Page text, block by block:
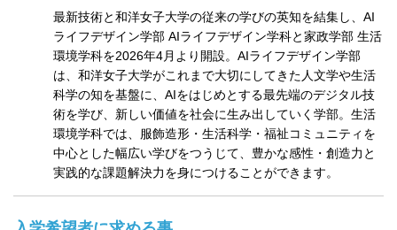
最新技術と和洋女子大学の従来の学びの英知を結集し、AI
ライフデザイン学部 AIライフデザイン学科と家政学部 生活
環境学科を2026年4月より開設。AIライフデザイン学部
は、和洋女子大学がこれまで大切にしてきた人文学や生活
科学の知を基盤に、AIをはじめとする最先端のデジタル技
術を学び、新しい価値を社会に生み出していく学部。生活
環境学科では、服飾造形・生活科学・福祉コミュニティを
中心とした幅広い学びをつうじて、豊かな感性・創造力と
実践的な課題解決力を身につけることができます。